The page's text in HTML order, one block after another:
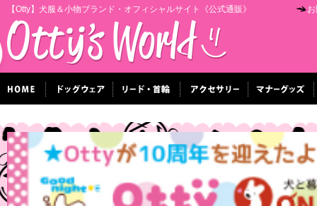
【Otty】犬服＆小物ブランド・オフィシャルサイト《公式通販》